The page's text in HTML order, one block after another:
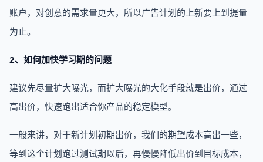
账户，对创意的需求量更大，所以广告计划的上新要上到提量
为止。
2、如何加快学习期的问题
建议先尽量扩大曝光，而扩大曝光的大化手段就是出价，通过
高出价，快速跑出适合你产品的稳定模型。
一般来讲，对于新计划初期出价，我们的期望成本高出一些，
等到这个计划跑过测试期以后，再慢慢降低出价到目标成本，